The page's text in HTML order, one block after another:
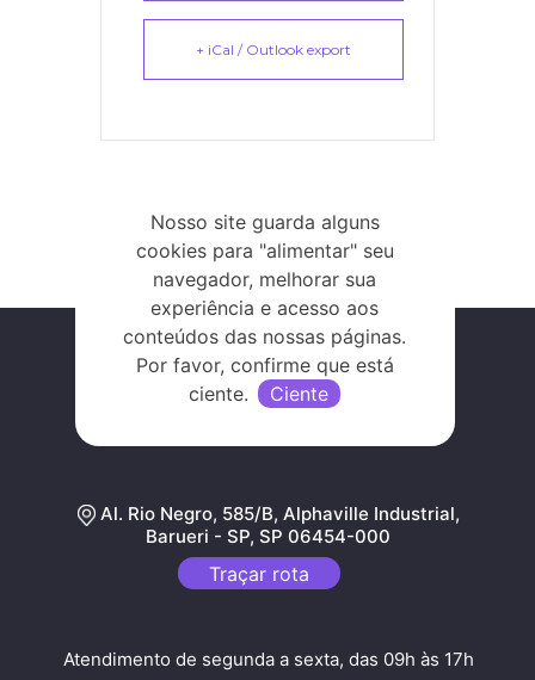
Nosso site guarda alguns
cookies para "alimentar" seu
navegador, melhorar sua
experiência e acesso aos
conteúdos das nossas páginas.
Por favor, confirme que está
ciente.
Ciente
+ iCal / Outlook export
Al. Rio Negro, 585/B, Alphaville Industrial,
Barueri - SP, SP 06454-000
Traçar rota
Atendimento de segunda a sexta, das 09h às 17h